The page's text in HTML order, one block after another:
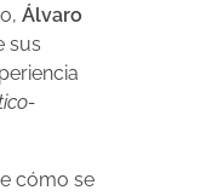
Álvaro
sus
cómo se